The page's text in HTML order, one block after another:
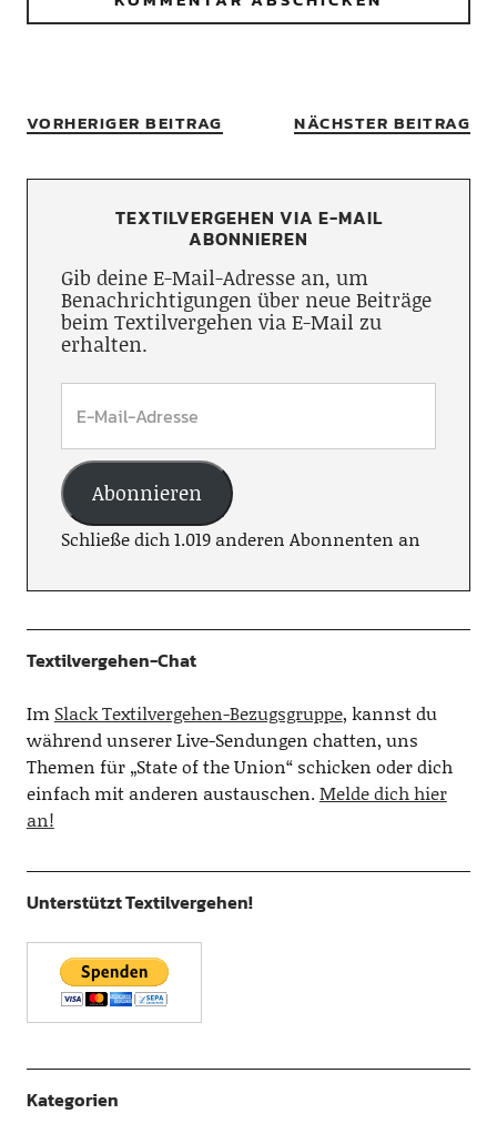
VORHERIGER BEITRAG NÄCHSTER BEITRAG
TEXTILVERGEHEN VIA E-MAIL
ABONNIEREN
Gib deine E-Mail-Adresse an, um
Benachrichtigungen über neue Beiträge
beim Textilvergehen via E-Mail zu
erhalten.
Abonnieren
Schließe dich 1.019 anderen Abonnenten an
Textilvergehen-Chat
Im Slack Textilvergehen-Bezugsgruppe, kannst du
während unserer Live-Sendungen chatten, uns
Themen für „State of the Union“ schicken oder dich
einfach mit anderen austauschen.Melde dich hier
an!
Unterstützt Textilvergehen!
Kategorien